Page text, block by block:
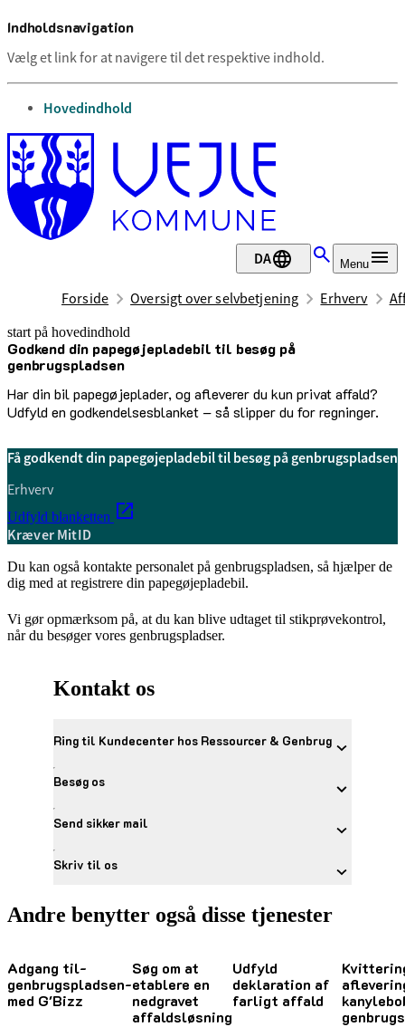
Indholdsnavigation
Vælg et link for at navigere til det respektive indhold.
gå til
Hovedindhold
DA Menu
Forside Oversigt over selvbetjening Erhverv
start på hovedindhold
Godkend din papegøjepladebil til besøg på
genbrugspladsen
Har din bil papegøjeplader, og afleverer du kun privat affald?
Udfyld en godkendelsesblanket – så slipper du for regninger.
senest opdateret 5. maj 2025
Få godkendt din papegøjepladebil til besøg på genbrugspladsen
Erhverv
Udfyld blanketten
Kræver MitID
Du kan også kontakte personalet på genbrugspladsen, så hjælper de
dig med at registrere din papegøjepladebil.
Vi gør opmærksom på, at du kan blive udtaget til stikprøvekontrol,
når du besøger vores genbrugspladser.
Kontakt os
Ring til Kundecenter hos Ressourcer & Genbrug
Besøg os
Send sikker mail
Skriv til os
Andre benytter også disse tjenester
Adgang til­
genbrugspladsen­
med G'Bizz
Søg om at
etablere en
nedgravet
affaldsløsning
Udfyld
deklaration af
farligt affald